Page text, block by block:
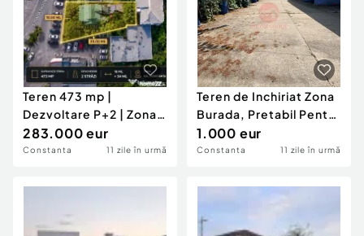
Teren 473 mp |
Dezvoltare P+2 | Zona
ICIL | Comision 0%
283.000 eur
Constanta 11 zile în urmă
Teren de Inchiriat Zona
Burada, Pretabil Pentru
Mai Multe Ac
1.000 eur
Constanta 11 zile în urmă